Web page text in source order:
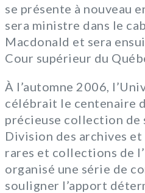
se présente à nouveau
sera ministre dans le
Macdonald et sera
Cour supérieur du
À l’automne 2006,
célébrait le centenaire
précieuse collection de
Division des archives
rares et collections de
organisé une série de
souligner l’apport